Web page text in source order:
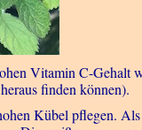
Vitamin C-Gehalt
finden können).
Kübel pflegen.